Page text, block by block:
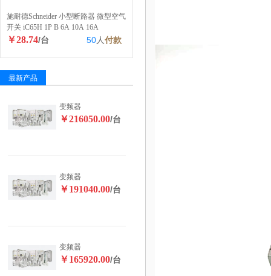
施耐德Schneider 小型断路器 微型空气
开关 iC65H 1P B 6A 10A 16A
￥28.74/台 50人付款
最新产品
变频器
￥216050.00/台
变频器
￥191040.00/台
变频器
￥165920.00/台